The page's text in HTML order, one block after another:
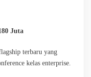
Juta
terbaru yang
kelas enterprise.